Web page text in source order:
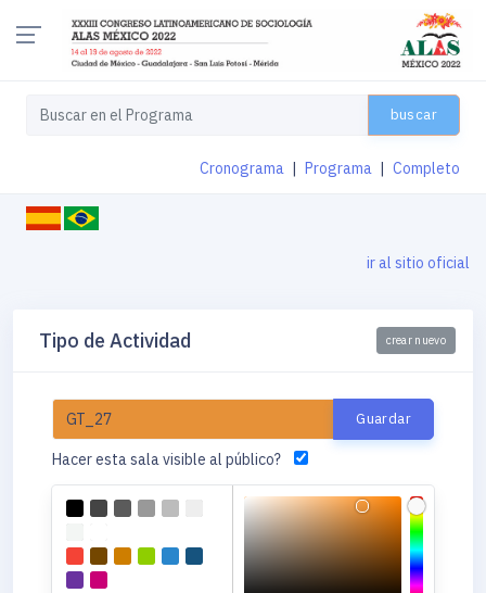
buscar
Cronograma Programa Completo
ir al sitio oficial
Tipo de Actividad crear nuevo
Hacer esta sala visible al público?